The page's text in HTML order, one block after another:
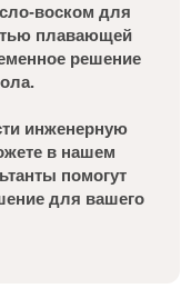
воском для
плавающей
решение
инженерную
в нашем
помогут
для вашего